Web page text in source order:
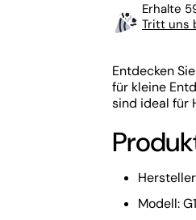
Erhalte
Tritt uns
Entdecken
für kleine
sind ideal für
Modell: